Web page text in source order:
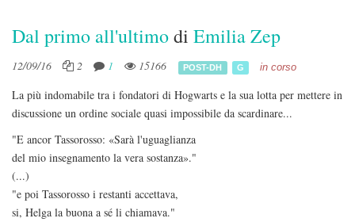
Dal primo all'ultimodi Emilia Zep
12/09/16 2 1 15166 POST-DH G in corso
La più indomabile tra i fondatori di Hogwarts e la sua lotta per mettere in
discussione un ordine sociale quasi impossibile da scardinare...
"E ancor Tassorosso: «Sarà l'uguaglianza
del mio insegnamento la vera sostanza»."
(...)
"e poi Tassorosso i restanti accettava,
si, Helga la buona a sé li chiamava."